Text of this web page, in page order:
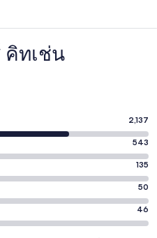
คิทเช่น
2,137
543
135
50
46